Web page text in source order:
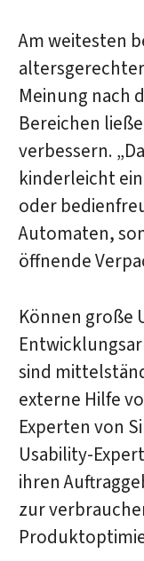
Am weitesten
Meinung nach
Bereichen
verbessern.
kinderleicht
oder
Automaten,
öffnende
Können große
sind
externe Hilfe
Experten von
Usability-
ihren
zur